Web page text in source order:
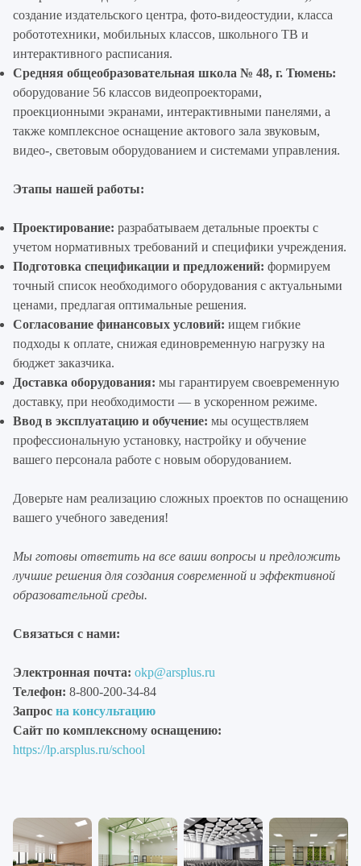
создание издательского центра, фото-видеостудии, класса
робототехники, мобильных классов, школьного ТВ и
интерактивного расписания.
Средняя общеобразовательная школа № 48, г. Тюмень:
оборудование 56 классов видеопроекторами,
проекционными экранами, интерактивными панелями, а
также комплексное оснащение актового зала звуковым,
видео-, световым оборудованием и системами управления.
Этапы нашей работы:
Проектирование: разрабатываем детальные проекты с
учетом нормативных требований и специфики учреждения.
Подготовка спецификации и предложений: формируем
точный список необходимого оборудования с актуальными
ценами, предлагая оптимальные решения.
Согласование финансовых условий: ищем гибкие
подходы к оплате, снижая единовременную нагрузку на
бюджет заказчика.
Доставка оборудования: мы гарантируем своевременную
доставку, при необходимости — в ускоренном режиме.
Ввод в эксплуатацию и обучение: мы осуществляем
профессиональную установку, настройку и обучение
вашего персонала работе с новым оборудованием.
Доверьте нам реализацию сложных проектов по оснащению
вашего учебного заведения!
Мы готовы ответить на все ваши вопросы и предложить
лучшие решения для создания современной и эффективной
образовательной среды.
Связаться с нами:
Электронная почта: okp@arsplus.ru
Телефон: 8-800-200-34-84
Запрос на консультацию
Сайт по комплексному оснащению:
https://lp.arsplus.ru/school